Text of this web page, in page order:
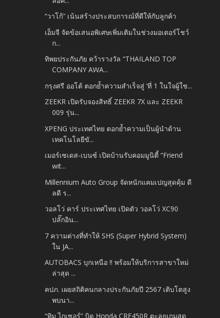
“วาโก้” เน้นสร้างประสบการณ์ที่ดีให้กับลูกค้า
เอ็มจี จัดข้อเสนอพิเศษเพิ่มเติมในช่วงมอเตอร์โชว์
ก...
ทิพยประกันภัย คว้ารางวัล “THAILAND TOP
COMPANY AWA...
กรุงศรี ออโต้ ตอกย้ำความสำเร็จสู่ ‘ที่ 1 ในใจผู้ใช...
ZEEKR เปิดรับจองสิทธิ์ ZEEKR 7X และ ZEEKR
009 รุ่น...
XPENG ประเทศไทย ตอกย้ำความเป็นผู้นำด้าน
เทคโนโลยีขั...
เมอร์เซเดส-เบนซ์ เปิดบ้านรับคอมมูนิตี้ “Friend
wit...
Millennium Auto Group จัดหนักแคมเปญสุดคุ้ม ดี
ลดี ร...
วอลโว่ คาร์ ประเทศไทย เปิดตัว วอลโว่ XC90
ปลั๊กอิน...
7 ความต่างที่ทำให้ SHS (Super Hybrid System)
ใน JA...
AUTOBACS บุกเหนือ !! พร้อมให้บริการสาขาใหม่
ล่าสุด ...
คปภ. เผยสถิติคนกลางประกันภัยปี 2567 เติบโตสูง
พบนา...
“ทิม ไกเซอร์” บิด Honda CRF450R ตะลุยเกมสุด